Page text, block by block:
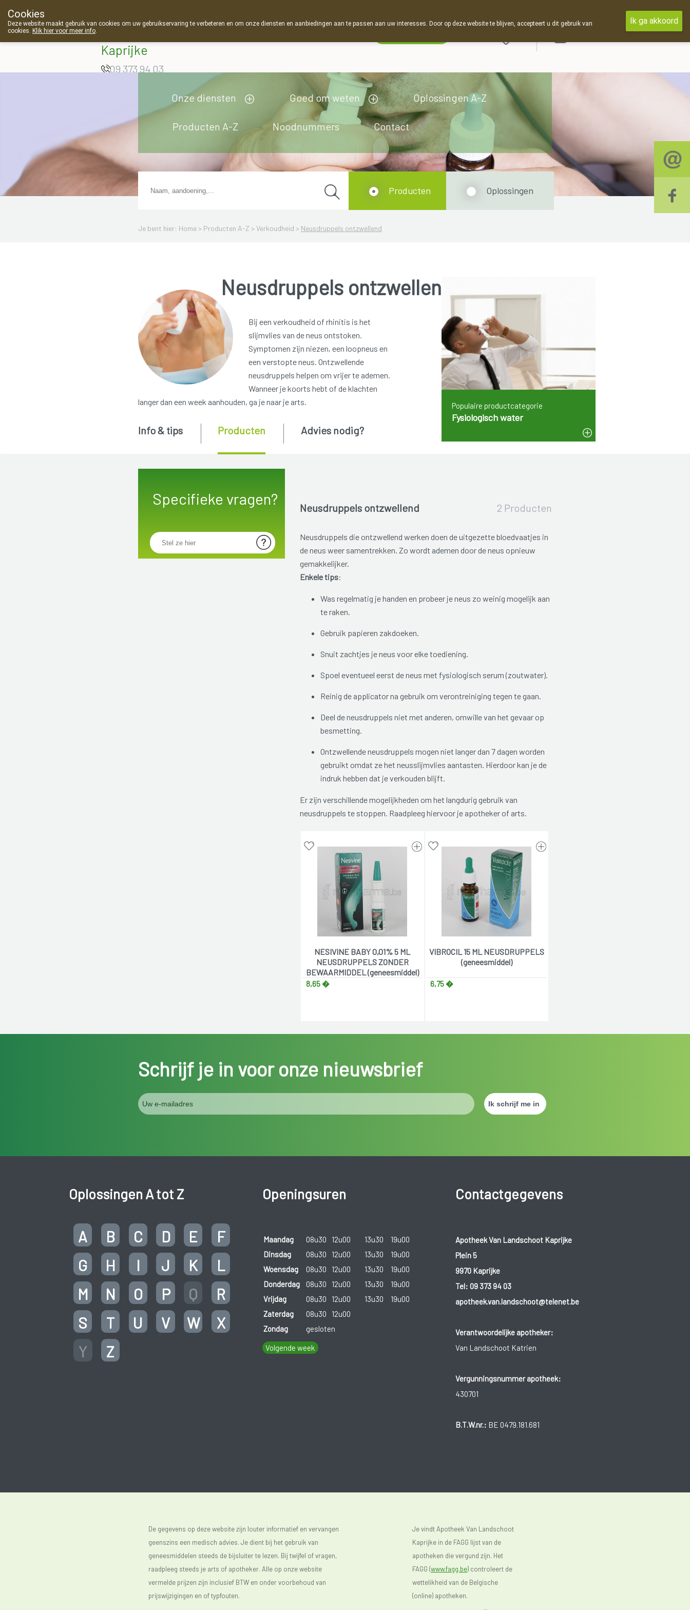
Apotheek Van
Kaprijke
09 373 94 03
Onze diensten Goed om weten Oplossingen A-Z
Producten A-Z Noodnummers Contact
Je bent hier: Home > Producten A-Z >Verkoudheid > Neusdruppels ontzwellend
Producten Oplossingen
Populaire productcategorie
Fysiologisch water
Neusdruppels ontzwellend
Bij een verkoudheid of rhinitis is het
slijmvlies van de neus ontstoken.
Symptomen zijn niezen, een loopneus en
een verstopte neus. Ontzwellende
neusdruppels helpen om vrijer te ademen.
Wanneer je koorts hebt of de klachten
langer dan een week aanhouden, ga je naar je arts.
Specifieke vragen?
Info & tips Producten Advies nodig?
Neusdruppels ontzwellend 2 Producten
Neusdruppels die ontzwellend werken doen de uitgezette bloedvaatjes in
de neus weer samentrekken. Zo wordt ademen door de neus opnieuw
gemakkelijker.
Enkele tips:
Was regelmatig je handen en probeer je neus zo weinig mogelijk aan
te raken.
Gebruik papieren zakdoeken.
Snuit zachtjes je neus voor elke toediening.
Spoel eventueel eerst de neus met fysiologisch serum (zoutwater).
Reinig de applicator na gebruik om verontreiniging tegen te gaan.
Deel de neusdruppels niet met anderen, omwille van het gevaar op
besmetting.
Ontzwellende neusdruppels mogen niet langer dan 7 dagen worden
gebruikt omdat ze het neusslijmvlies aantasten. Hierdoor kan je de
indruk hebben dat je verkouden blijft.
Er zijn verschillende mogelijkheden om het langdurig gebruik van
neusdruppels te stoppen. Raadpleeg hiervoor je apotheker of arts.
NESIVINE BABY 0,01% 5 ML
NEUSDRUPPELS ZONDER
BEWAARMIDDEL (geneesmiddel)
8,65 �
VIBROCIL 15 ML NEUSDRUPPELS
(geneesmiddel)
6,75 �
Schrijf je in voor onze nieuwsbrief
Oplossingen A tot Z
A B C D E
F
G
H I J K
L
M
N O P Q
R
S
T U V W
X
Y
Z
Openingsuren
Maandag 08u30 12u00 13u30
19u00
Dinsdag
08u30 12u00 13u30
19u00
Woensdag
08u30 12u00 13u30
19u00
Donderdag
08u30 12u00 13u30
19u00
Vrijdag
08u30 12u00 13u30
19u00
Zaterdag
08u30
12u00
Zondag
gesloten
Volgende week
Contactgegevens
Apotheek Van Landschoot Kaprijke
Plein 5
9970 Kaprijke
Tel: 09 373 94 03
apotheek.van.landschoot@telenet.be
Verantwoordelijke apotheker:
Van Landschoot Katrien
Vergunningsnummer apotheek:
430701
B.T.W.nr.: BE 0479.181.681
De gegevens op deze website zijn louter informatief en vervangen
geenszins een medisch advies. Je dient bij het gebruik van
geneesmiddelen steeds de bijsluiter te lezen. Bij twijfel of vragen,
raadpleeg steeds je arts of apotheker. Alle op onze website
vermelde prijzen zijn inclusief BTW en onder voorbehoud van
prijswijzigingen en of typfouten.
Je vindt Apotheek Van Landschoot
Kaprijke in de FAGG lijst van de
apotheken die vergund zijn. Het
FAGG (www.fagg.be) controleert de
wettelikheid van de Belgische
(online) apotheken.
Cookies
Deze website maakt gebruik van cookies om uw gebruikservaring te verbeteren en om onze diensten en aanbiedingen aan te passen aan uw interesses. Door op deze website te blijven, accepteert u dit gebruik van
cookies. Klik hier voor meer info.
Ik ga akkoord